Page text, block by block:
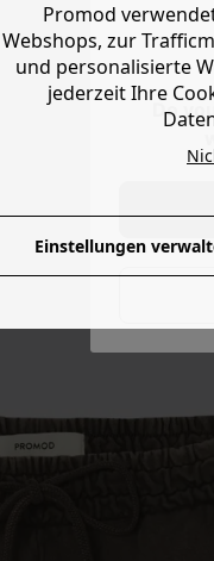
Do
Promod
Webshops, zur
und personalisierte
jederzeit Ihre
Einstellungen